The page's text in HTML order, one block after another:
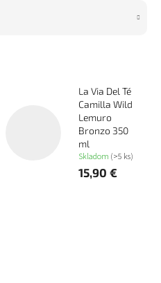
La Via Del Té
Camilla Wild
Lemuro
Bronzo 350
ml
Skladom (>5 ks)
15,90 €